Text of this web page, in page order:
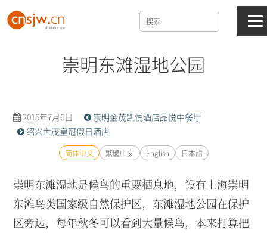
崇明东滩湿地公园
2015年7月6日
崇明金茂凯悦酒店品悦中餐厅
绍兴世茂皇冠假日酒店
简体中文 繁體中文 English 日本語
崇明东滩湿地是候鸟的重要栖息地，设有上海崇明
东滩鸟类国家级自然保护区，东滩湿地公园在保护
区旁边，每年秋冬可以看到大量候鸟，本来打算把